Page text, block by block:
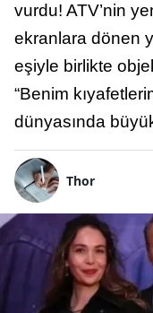
vurdu! ATV’nin
ekranlara dönen
eşiyle birlikte
“Benim
dünyasında
Thor